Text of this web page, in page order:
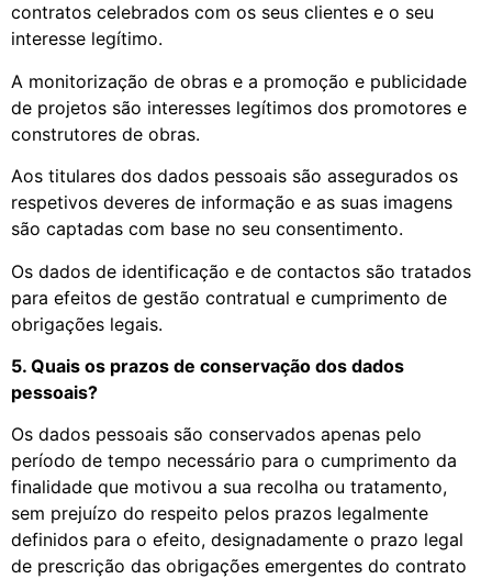
contratos celebrados com os seus clientes e o seu
interesse legítimo.
A monitorização de obras e a promoção e publicidade
de projetos são interesses legítimos dos promotores e
construtores de obras.
Aos titulares dos dados pessoais são assegurados os
respetivos deveres de informação e as suas imagens
são captadas com base no seu consentimento.
Os dados de identificação e de contactos são tratados
para efeitos de gestão contratual e cumprimento de
obrigações legais.
5. Quais os prazos de conservação dos dados
pessoais?
Os dados pessoais são conservados apenas pelo
período de tempo necessário para o cumprimento da
finalidade que motivou a sua recolha ou tratamento,
sem prejuízo do respeito pelos prazos legalmente
definidos para o efeito, designadamente o prazo legal
de prescrição das obrigações emergentes do contrato